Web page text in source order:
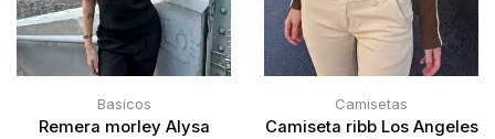
Basicos
Remera morley Alysa
Camisetas
Camiseta ribb Los Angeles